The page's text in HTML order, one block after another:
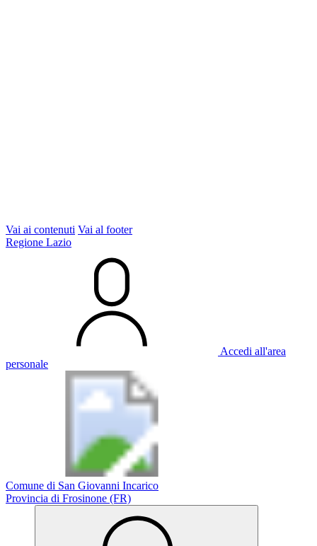
Vai ai contenuti Vai al footer
Regione Lazio
Accedi all'area
personale
Comune di San Giovanni Incarico
Provincia di Frosinone (FR)